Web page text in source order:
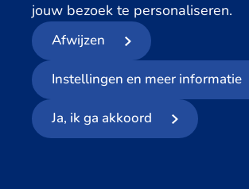
jouw bezoek te personaliseren.
Afwijzen
Instellingen en meer informatie
Ja, ik ga akkoord
DHS Data Access
© 2026 - Centerdata
Privacyverklaring
Voorwaarden
Volg ons op social media: